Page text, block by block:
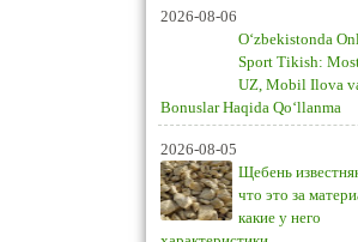
2026-08-06
O‘zbekistonda
Sport Tikish:
UZ, Mobil Ilova
Bonuslar Haqida Qo‘llanma
2026-08-05
Щебень
что это за
какие у него